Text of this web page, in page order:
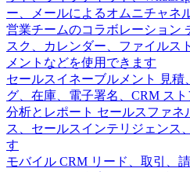
ー、メールによるオムニチャネ
営業チームのコラボレーション
スク、カレンダー、ファイルス
メントなどを使用できます
セールスイネーブルメント
見積
グ、在庫、電子署名、CRM ス
分析とレポート セールスファネ
ス、セールスインテリジェンス
す
モバイル CRM リード、取引、